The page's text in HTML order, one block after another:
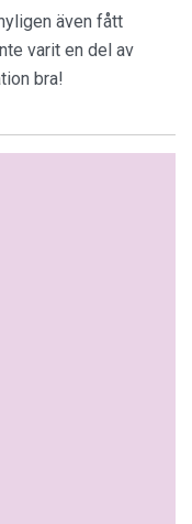
även fått
varit en del av
bra!